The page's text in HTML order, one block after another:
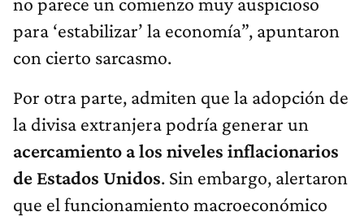
para ‘estabilizar’ la economía”, apuntaron
con cierto sarcasmo.
Por otra parte, admiten que la adopción de
la divisa extranjera podría generar un
acercamiento a los niveles inflacionarios
de Estados Unidos. Sin embargo, alertaron
que el funcionamiento macroeconómico